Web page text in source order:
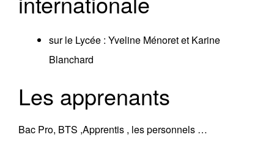
sur le Lycée : Yveline Ménoret et Karine
Blanchard
Les apprenants
Bac Pro, BTS ,Apprentis , les personnels …